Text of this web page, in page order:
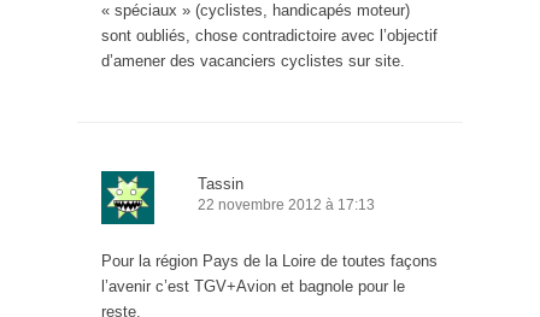
« spéciaux » (cyclistes, handicapés moteur)
sont oubliés, chose contradictoire avec l’objectif
d’amener des vacanciers cyclistes sur site.
Tassin
22 novembre 2012 à 17:13
Pour la région Pays de la Loire de toutes façons
l’avenir c’est TGV+Avion et bagnole pour le
reste.